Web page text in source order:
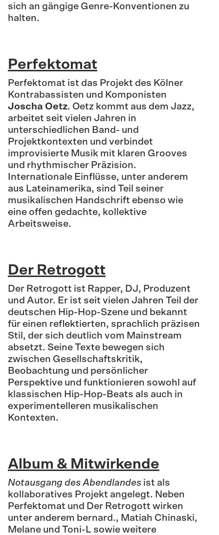
sich an gängige Genre-Konventionen zu
halten.
Perfektomat
Perfektomat ist das Projekt des Kölner
Kontrabassisten und Komponisten
Joscha Oetz. Oetz kommt aus dem Jazz,
arbeitet seit vielen Jahren in
unterschiedlichen Band- und
Projektkontexten und verbindet
improvisierte Musik mit klaren Grooves
und rhythmischer Präzision.
Internationale Einflüsse, unter anderem
aus Lateinamerika, sind Teil seiner
musikalischen Handschrift ebenso wie
eine offen gedachte, kollektive
Arbeitsweise.
Der Retrogott
Der Retrogott ist Rapper, DJ, Produzent
und Autor. Er ist seit vielen Jahren Teil der
deutschen Hip-Hop-Szene und bekannt
für einen reflektierten, sprachlich präzisen
Stil, der sich deutlich vom Mainstream
absetzt. Seine Texte bewegen sich
zwischen Gesellschaftskritik,
Beobachtung und persönlicher
Perspektive und funktionieren sowohl auf
klassischen Hip-Hop-Beats als auch in
experimentelleren musikalischen
Kontexten.
Album & Mitwirkende
Notausgang des Abendlandes ist als
kollaboratives Projekt angelegt. Neben
Perfektomat und Der Retrogott wirken
unter anderem bernard., Matiah Chinaski,
Melane und Toni-L sowie weitere